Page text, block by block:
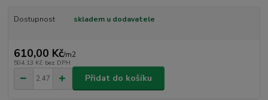
Dostupnost skladem u dodavatele
610,00 Kč/m2
504,13 Kč bez DPH
Přidat do košíku